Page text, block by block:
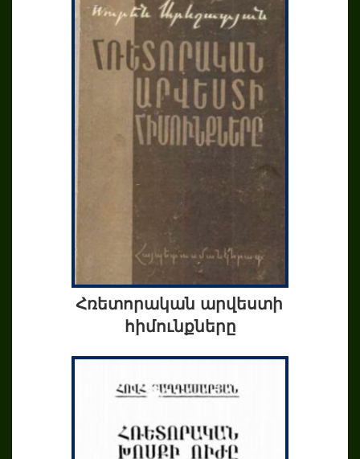
Հռետորական արվեստի
հիմունքները